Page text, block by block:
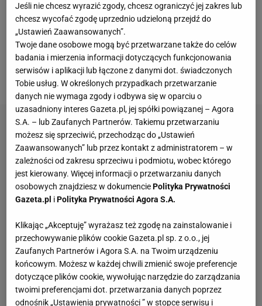
klub. Nie wiadomo, kiedy reprezentant Holandii
wróci dogry. Niewykluczone, że w sezonie ligowym
2020/2021 już nie zagra. Pytanie, czy zdąży z formą
do przyszłorocznych mistrzostw Europy, które ruszą
w połowie czerwca.
Jeśli nie chcesz wyrazić zgody, chcesz ograniczyć jej zakres lub
chcesz wycofać zgodę uprzednio udzieloną przejdź do
„Ustawień Zaawansowanych”.
Twoje dane osobowe mogą być przetwarzane także do celów
badania i mierzenia informacji dotyczących funkcjonowania
serwisów i aplikacji lub łączone z danymi dot. świadczonych
Tobie usług. W określonych przypadkach przetwarzanie
danych nie wymaga zgody i odbywa się w oparciu o
uzasadniony interes Gazeta.pl, jej spółki powiązanej – Agora
S.A. – lub Zaufanych Partnerów. Takiemu przetwarzaniu
możesz się sprzeciwić, przechodząc do „Ustawień
Zaawansowanych” lub przez kontakt z administratorem – w
zależności od zakresu sprzeciwu i podmiotu, wobec którego
jest kierowany. Więcej informacji o przetwarzaniu danych
osobowych znajdziesz w dokumenciePolityka Prywatności
Gazeta.pl iPolityka Prywatności Agora S.A.
Klikając „Akceptuję” wyrażasz też zgodę na zainstalowanie i
przechowywanie plików cookie Gazeta.pl sp. z o.o., jej
Zaufanych Partnerów i Agora S.A. na Twoim urządzeniu
końcowym. Możesz w każdej chwili zmienić swoje preferencje
dotyczące plików cookie, wywołując narzędzie do zarządzania
twoimi preferencjami dot. przetwarzania danych poprzez
odnośnik „Ustawienia prywatności ” w stopce serwisu i